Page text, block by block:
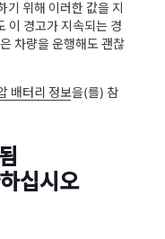
기 위해 이러한 값을 지
이 경고가 지속되는 경
차량을 운행해도 괜찮
배터리 정보을(를) 참
십시오